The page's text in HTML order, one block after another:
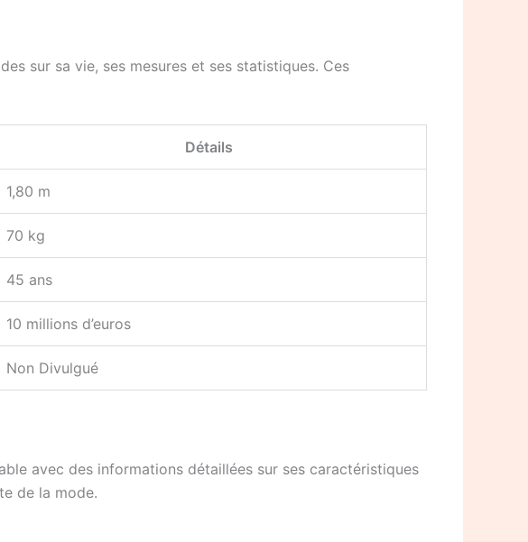
sur sa vie, ses mesures et ses statistiques. Ces
Détails
1,80 m
70 kg
45 ans
10 millions d’euros
Non Divulgué
avec des informations détaillées sur ses caractéristiques
de la mode.